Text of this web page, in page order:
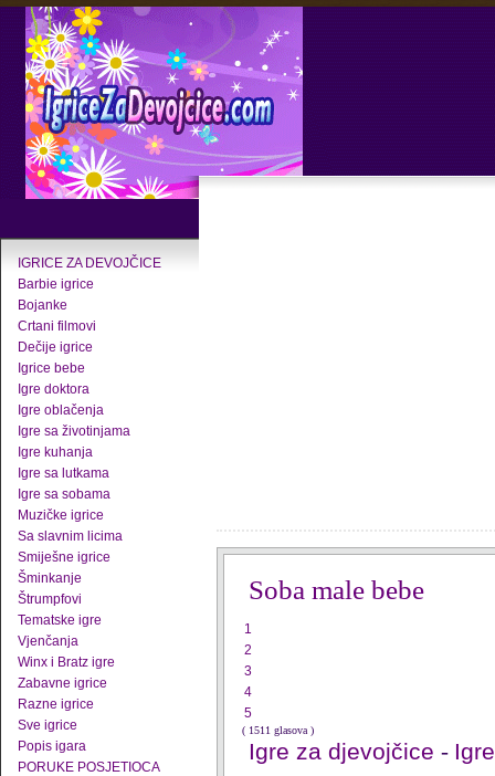
IGRICE ZA DEVOJČICE
Barbie igrice
Bojanke
Crtani filmovi
Dečije igrice
Igrice bebe
Igre doktora
Igre oblačenja
Igre sa životinjama
Igre kuhanja
Igre sa lutkama
Igre sa sobama
Muzičke igrice
Sa slavnim licima
Smiješne igrice
Šminkanje
Štrumpfovi
Tematske igre
Vjenčanja
Winx i Bratz igre
Zabavne igrice
Razne igrice
Sve igrice
Popis igara
PORUKE POSJETIOCA
Soba male bebe
1
2
3
4
5
( 1511 glasova )
Igre za djevojčice -